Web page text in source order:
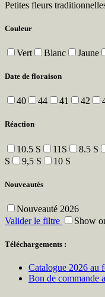
Petites fleurs
Couleur
Vert Blanc Jaune
Date de floraison
40 44 41 42
Réaction
10.5 S 11S 8.5 S
S
9,5 S 10 S
Nouveautés
Nouveauté 2026
Valider le filtre
Show
Téléchargements :
Catalogue 2026 au
Bon de commande